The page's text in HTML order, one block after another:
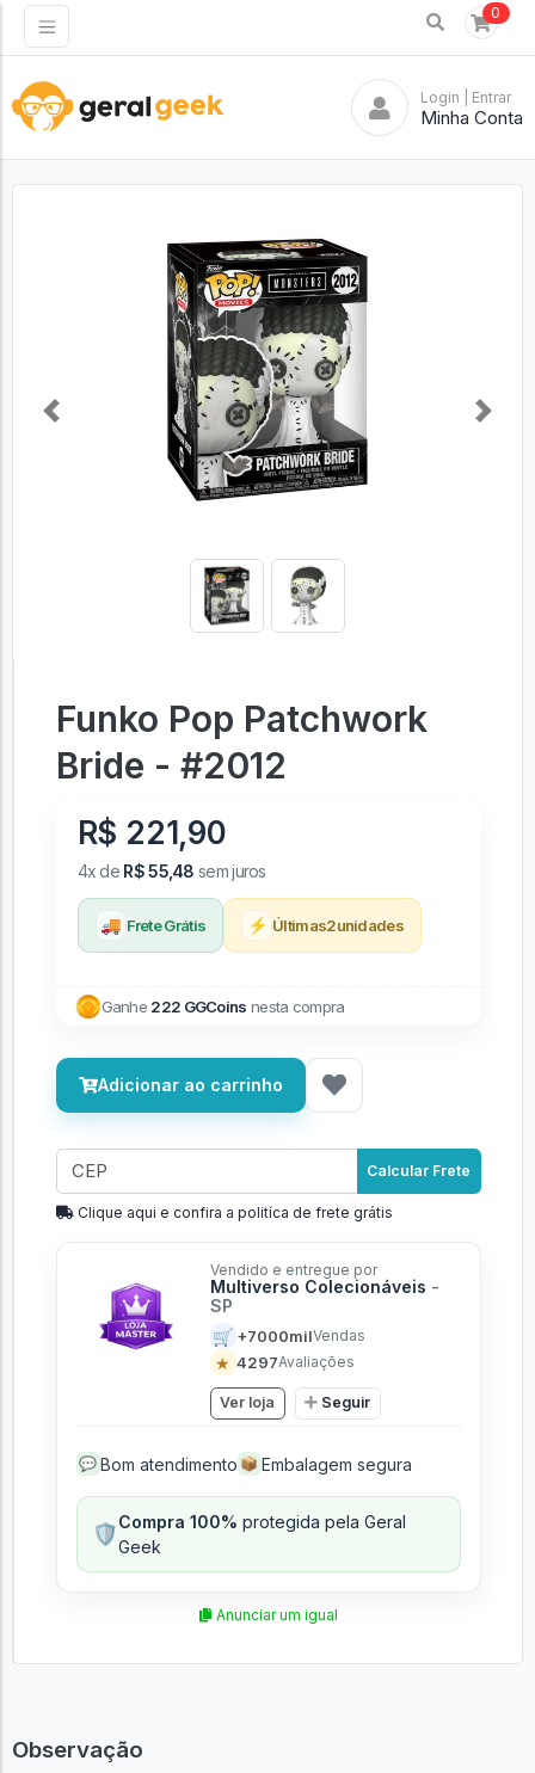
0
Login | Entrar
Minha Conta
Previous Next
Funko Pop Patchwork
Bride - #2012
R$ 221,90
4x de R$ 55,48 sem juros
🚚 Frete Grátis ⚡ Últimas2unidades
Ganhe 222 GGCoins nesta compra
Adicionar ao carrinho
Calcular Frete
Clique aqui e confira a politíca de frete grátis
Vendido e entregue por
Multiverso Colecionáveis -
SP
🛒 +7000milVendas
★ 4297Avaliações
Ver loja Seguir
💬 Bom atendimento 📦 Embalagem segura
🛡️Compra 100% protegida pela Geral
Geek
Anunciar um igual
Observação